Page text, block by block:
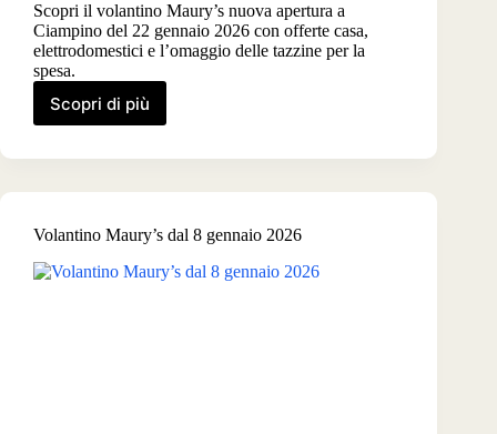
Scopri il volantino Maury’s nuova apertura a
Ciampino del 22 gennaio 2026 con offerte casa,
elettrodomestici e l’omaggio delle tazzine per la
spesa.
Scopri di più
Volantino
Nuova
Ciampino
22
2026
Volantino Maury’s dal 8 gennaio 2026